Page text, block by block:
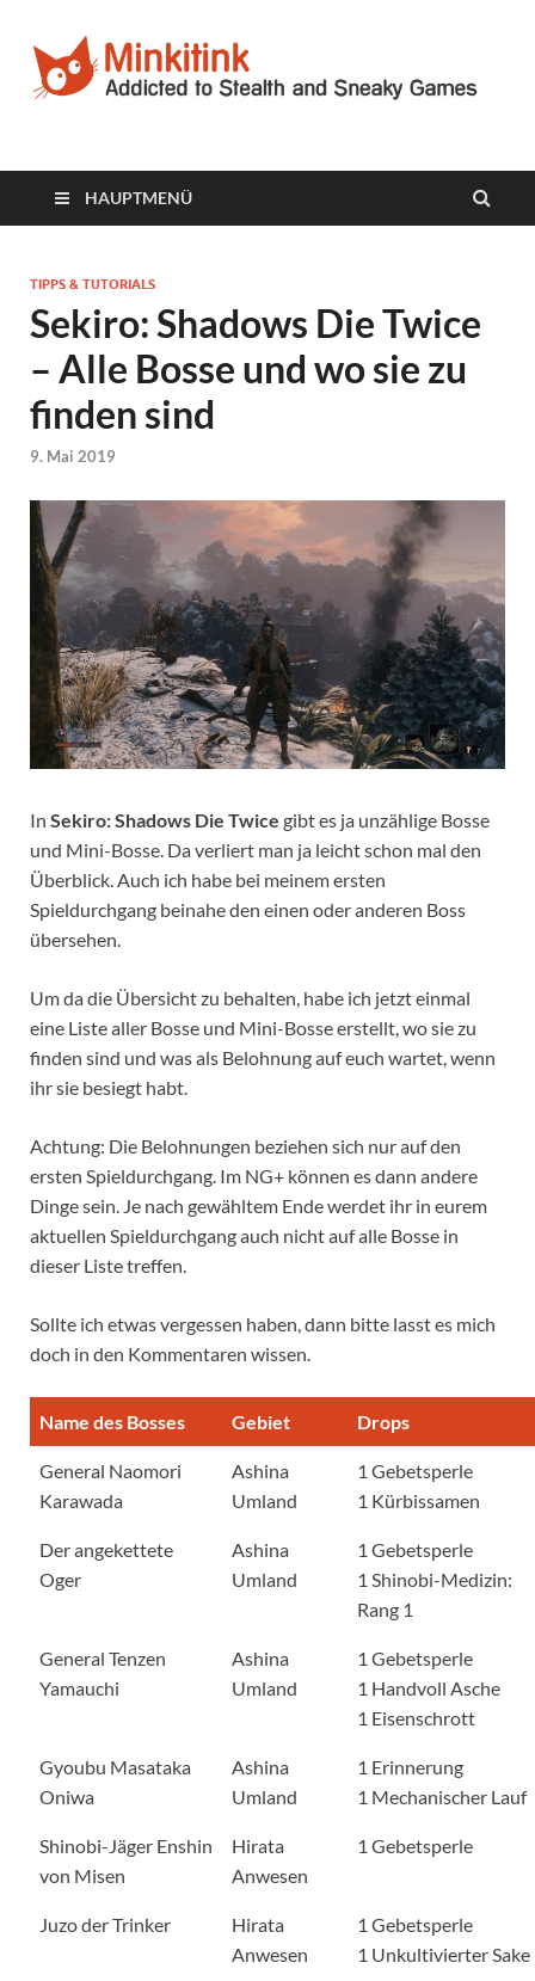
Minkitink
HAUPTMENÜ
TIPPS & TUTORIALS
Sekiro: Shadows Die Twice
– Alle Bosse und wo sie zu
finden sind
9. Mai 2019
In Sekiro: Shadows Die Twice gibt es ja unzählige Bosse
und Mini-Bosse. Da verliert man ja leicht schon mal den
Überblick. Auch ich habe bei meinem ersten
Spieldurchgang beinahe den einen oder anderen Boss
übersehen.
Um da die Übersicht zu behalten, habe ich jetzt einmal
eine Liste aller Bosse und Mini-Bosse erstellt, wo sie zu
finden sind und was als Belohnung auf euch wartet, wenn
ihr sie besiegt habt.
Achtung: Die Belohnungen beziehen sich nur auf den
ersten Spieldurchgang. Im NG+ können es dann andere
Dinge sein. Je nach gewähltem Ende werdet ihr in eurem
aktuellen Spieldurchgang auch nicht auf alle Bosse in
dieser Liste treffen.
Sollte ich etwas vergessen haben, dann bitte lasst es mich
doch in den Kommentaren wissen.
Name des Bosses Gebiet Drops
General Naomori
Karawada
Ashina
Umland
1 Gebetsperle
1 Kürbissamen
Der angekettete
Oger
Ashina
Umland
1 Gebetsperle
1 Shinobi-Medizin:
Rang 1
General Tenzen
Yamauchi
Ashina
Umland
1 Gebetsperle
1 Handvoll Asche
1 Eisenschrott
Gyoubu Masataka
Oniwa
Ashina
Umland
1 Erinnerung
1 Mechanischer Lauf
Shinobi-Jäger Enshin
von Misen
Hirata
Anwesen
1 Gebetsperle
Juzo der Trinker
Hirata
Anwesen
1 Gebetsperle
1 Unkultivierter Sake